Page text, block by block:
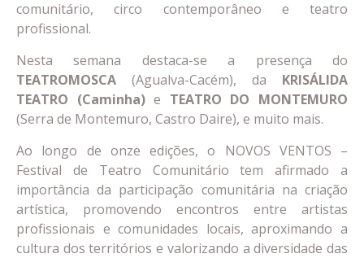
comunitário, circo contemporâneo e teatro
profissional.
Nesta semana destaca-se a presença do
TEATROMOSCA (Agualva-Cacém), da KRISÁLIDA
TEATRO (Caminha)e TEATRO DO MONTEMURO
(Serra de Montemuro, Castro Daire), e muito mais.
Ao longo de onze edições, o NOVOS VENTOS –
Festival de Teatro Comunitário tem afirmado a
importância da participação comunitária na criação
artística, promovendo encontros entre artistas
profissionais e comunidades locais, aproximando a
cultura dos territórios e valorizando a diversidade das